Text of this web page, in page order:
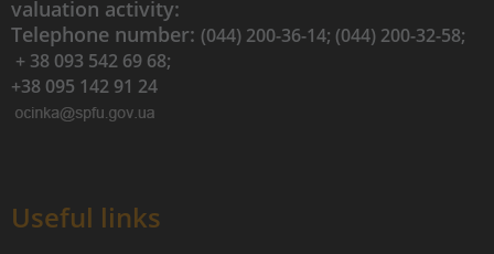
valuation activity:
Telephone number: (044) 200-36-14; (044) 200-32-58;
+ 38 093 542 69 68;
+38 095 142 91 24
Useful links